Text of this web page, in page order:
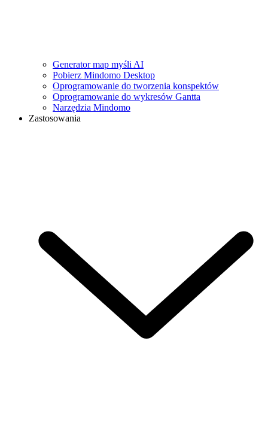
Generator map myśli AI
Pobierz Mindomo Desktop
Oprogramowanie do tworzenia konspektów
Oprogramowanie do wykresów Gantta
Narzędzia Mindomo
Zastosowania